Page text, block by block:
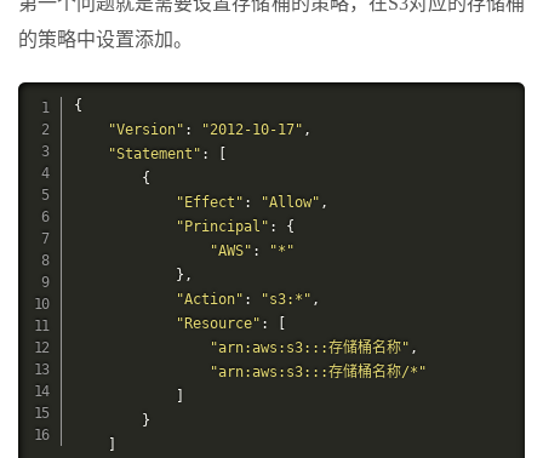
的策略中设置添加。
{
"Version" : "2012-10-17" ,
"Statement" :
{
"Effect" : "Allow" ,
"Principal" :
{
"AWS" :
"*"
},
"Action" : "s3:*" ,
"Resource" :
"arn:aws:s3:::存储桶名称" ,
"arn:aws:s3:::存储桶名称/*"
}